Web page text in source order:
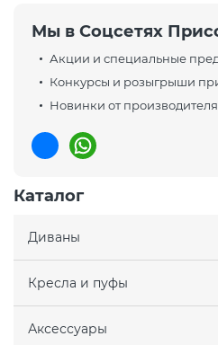
Мы в Соцсетях
Акции и специальные
Конкурсы и розыгрыши
Новинки от производителя
Каталог
Диваны
Кресла и пуфы
Аксессуары